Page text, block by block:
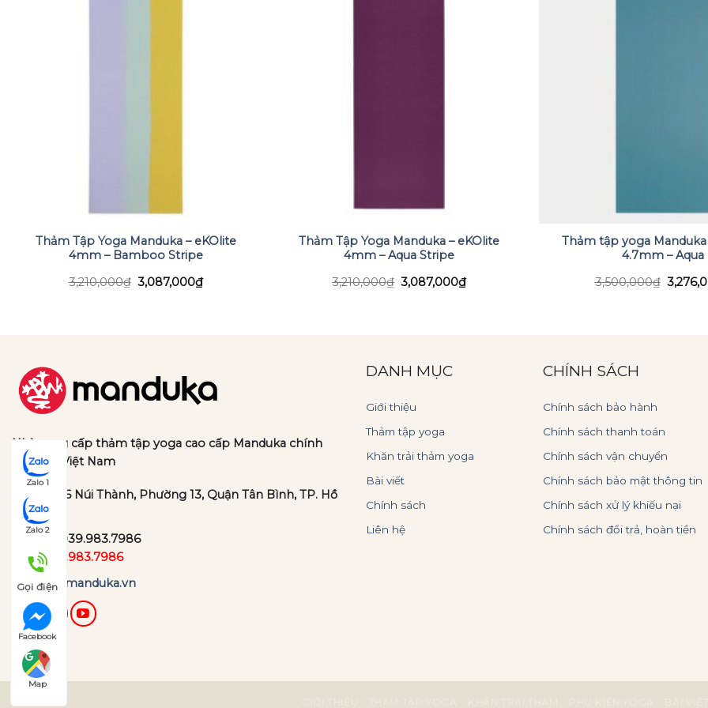
Thảm Tập Yoga Manduka – eKOlite
4mm – Bamboo Stripe
3,210,000₫ Giá
gốc
3,087,000₫Giá
hiện
Thảm Tập Yoga Manduka – eKOlite
4mm – Aqua Stripe
3,210,000₫ Giá
gốc
3,087,000₫Giá
Thảm tập yoga
4.7mm – Aqua
3,500,000₫ Giá
gốc
Nhà cung cấp thảm tập yoga cao cấp Manduka chính
hãng tại Việt Nam
Địa chỉ:
36 Núi Thành, Phường 13, Quận Tân Bình, TP. Hồ
Chí Minh
039.983.7986
Zalo:039.983.7986
Website:
manduka.vn
DANH MỤC
Giới thiệu
Thảm tập yoga
Khăn trải thảm yoga
Bài viết
Chính sách
Liên hệ
CHÍNH SÁCH
Chính sách bảo hành
Chính sách thanh toán
Chính sách vận chuyển
Chính sách bảo mật thông tin
Chính sách xử lý khiếu nại
Chính sách đổi trả, hoàn tiền
Zalo 1
Zalo 2
Gọi điện
Facebook
Map